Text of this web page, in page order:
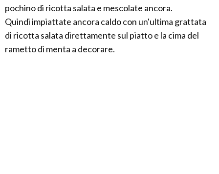
pochino di ricotta salata e mescolate ancora.
Quindi impiattate ancora caldo con un'ultima grattata
di ricotta salata direttamente sul piatto e la cima del
rametto di menta a decorare.